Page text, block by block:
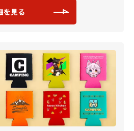
を見る